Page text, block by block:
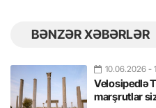
BƏNZƏR XƏBƏRLƏR
10.06.2026 -
Velosipedlə
marşrutlar